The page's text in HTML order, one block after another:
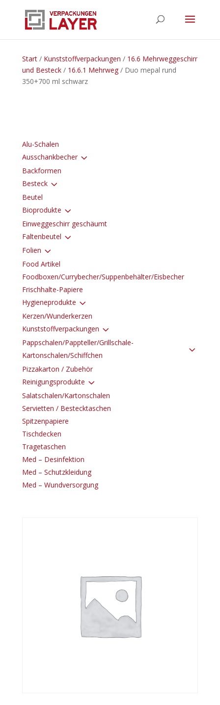
Start/ Kunststoffverpackungen / 16.6 Mehrweggeschirr
und Besteck/ 16.6.1 Mehrweg/ Duo mepal rund
350+700 ml schwarz
Alu-Schalen
Ausschankbecher3
Backformen
Besteck3
Beutel
Bioprodukte 3
Einweggeschirr geschäumt
Faltenbeutel 3
Folien 3
Food Artikel
Foodboxen/Currybecher/Suppenbehälter/Eisbecher
Frischhalte-Papiere
Hygieneprodukte 3
Kerzen/Wunderkerzen
Kunststoffverpackungen 3
Pappschalen/Pappteller/Grillschale-
Kartonschalen/Schiffchen
3
Pizzakarton / Zubehör
Reinigungsprodukte 3
Salatschalen/Kartonschalen
Servietten / Bestecktaschen
Spitzenpapiere
Tischdecken
Tragetaschen
Med – Desinfektion
Med – Schutzkleidung
Med – Wundversorgung